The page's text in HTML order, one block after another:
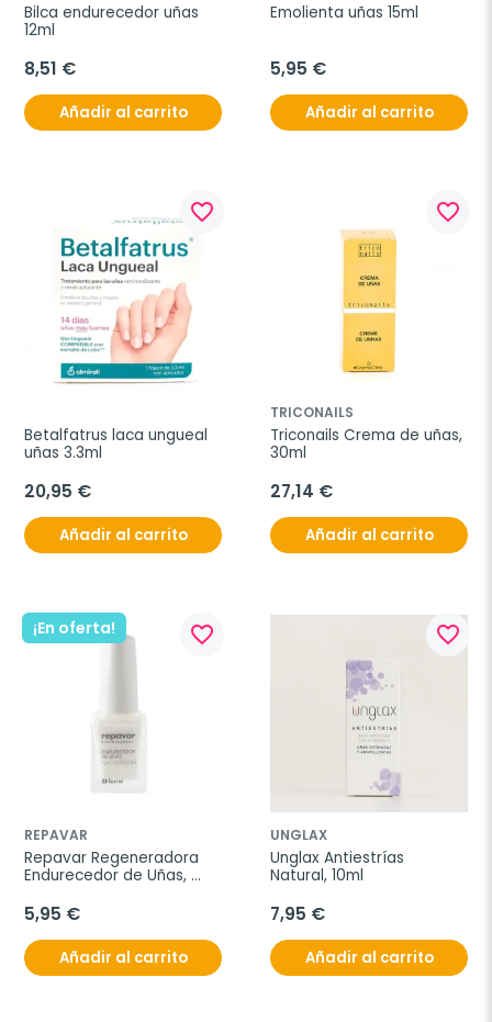
Bilca endurecedor uñas
12ml
8,51 €
Añadir al carrito
Emolienta uñas 15ml
5,95 €
Añadir al carrito
favorite_border
Betalfatrus laca ungueal
uñas 3.3ml
20,95 €
Añadir al carrito
favorite_border
TRICONAILS
Triconails Crema de uñas,
30ml
27,14 €
Añadir al carrito
¡En oferta! favorite_border
REPAVAR
Repavar Regeneradora
Endurecedor de Uñas,
5,95 €
Añadir al carrito
favorite_border
UNGLAX
Unglax Antiestrías
Natural, 10ml
7,95 €
Añadir al carrito